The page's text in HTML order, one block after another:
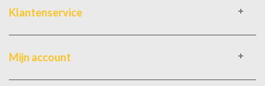
Klantenservice
Mijn account